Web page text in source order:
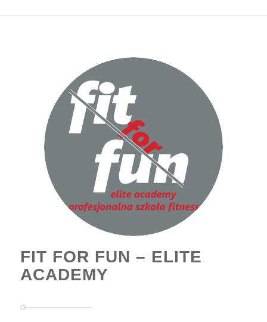
FIT FOR FUN – ELITE
ACADEMY